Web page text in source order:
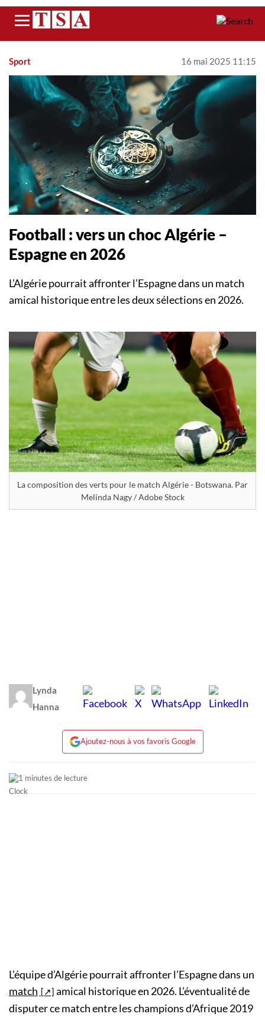
Menu
Sport 16 mai 2025 11:15
Football : vers un choc Algérie –
Espagne en 2026
L’Algérie pourrait affronter l’Espagne dans un match
amical historique entre les deux sélections en 2026.
La composition des verts pour le match Algérie - Botswana. Par
Melinda Nagy / Adobe Stock
Lynda
Hanna
Ajoutez-nous à vos favoris Google
1 minutes de lecture
L’équipe d’Algérie pourrait affronter l’Espagne dans un
match
amical historique en 2026. L’éventualité de
disputer ce match entre les champions d’Afrique 2019